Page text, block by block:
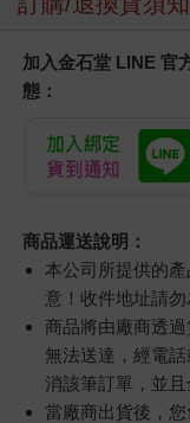
加入金石堂 LINE 官
態：
商品運送說明：
本公司所提供的
意！收件地址請勿
商品將由廠商透
無法送達，經電
消該筆訂單，並且
當廠商出貨後，